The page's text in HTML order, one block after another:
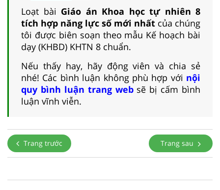
Loạt bài Giáo án Khoa học tự nhiên 8
tích hợp năng lực số mới nhất của chúng
tôi được biên soạn theo mẫu Kế hoạch bài
dạy (KHBD) KHTN 8 chuẩn.
Nếu thấy hay, hãy động viên và chia sẻ
nhé! Các bình luận không phù hợp với nội
quy bình luận trang websẽ bị cấm bình
luận vĩnh viễn.
Trang trước Trang sau